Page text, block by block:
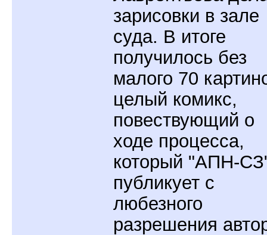
зарисовки в зале
суда. В итоге
получилось без
малого 70
целый комикс,
повествующий о
ходе процесса,
который "АПН-
публикует с
любезного
разрешения